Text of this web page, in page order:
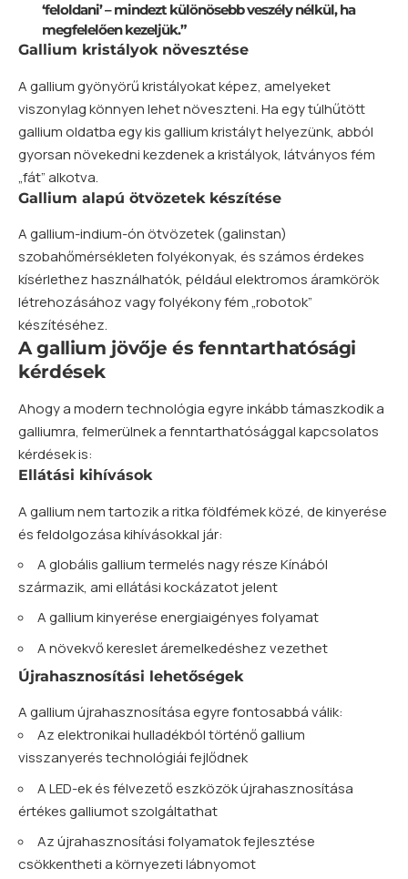
‘feloldani’ – mindezt különösebb veszély nélkül, ha
megfelelően kezeljük.”
Gallium kristályok növesztése
A gallium gyönyörű kristályokat képez, amelyeket
viszonylag könnyen lehet növeszteni. Ha egy túlhűtött
gallium oldatba egy kis gallium kristályt helyezünk, abból
gyorsan növekedni kezdenek a kristályok, látványos fém
„fát” alkotva.
Gallium alapú ötvözetek készítése
A gallium-indium-ón ötvözetek (galinstan)
szobahőmérsékleten folyékonyak, és számos érdekes
kísérlethez használhatók, például elektromos áramkörök
létrehozásához vagy folyékony fém „robotok”
készítéséhez.
A gallium jövője és fenntarthatósági
kérdések
Ahogy a modern technológia egyre inkább támaszkodik a
galliumra, felmerülnek a fenntarthatósággal kapcsolatos
kérdések is:
Ellátási kihívások
A gallium nem tartozik a ritka földfémek közé, de kinyerése
és feldolgozása kihívásokkal jár:
A globális gallium termelés nagy része Kínából
származik, ami ellátási kockázatot jelent
A gallium kinyerése energiaigényes folyamat
A növekvő kereslet áremelkedéshez vezethet
Újrahasznosítási lehetőségek
A gallium újrahasznosítása egyre fontosabbá válik:
Az elektronikai hulladékból történő gallium
visszanyerés technológiái fejlődnek
A LED-ek és félvezető eszközök újrahasznosítása
értékes galliumot szolgáltathat
Az újrahasznosítási folyamatok fejlesztése
csökkentheti a környezeti lábnyomot